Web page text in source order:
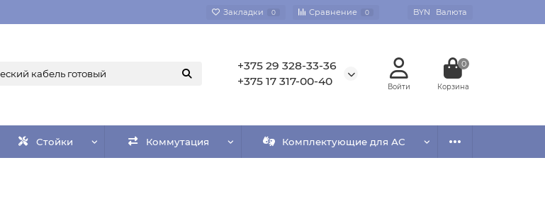
Закладки 0 Сравнение 0 BYN Валюта
+375 29 328-33-36
+375 17 317-00-40
0
Стойки Коммутация Комплектующие для АС